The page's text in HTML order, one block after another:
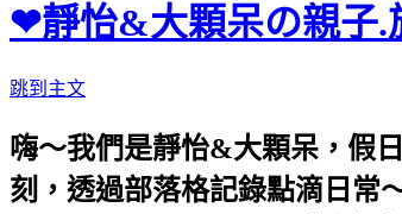
❤靜怡&大顆呆の親子.
跳到主文
嗨～我們是靜怡&大顆呆，假
刻，透過部落格記錄點滴日常